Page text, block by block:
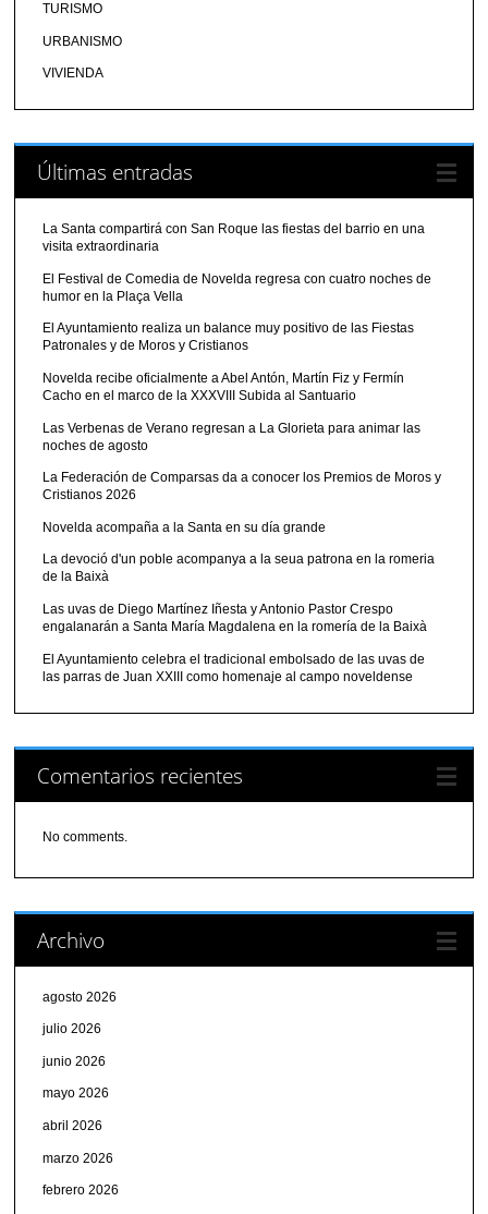
TURISMO
URBANISMO
VIVIENDA
Últimas entradas
La Santa compartirá con San Roque las fiestas del barrio en una
visita extraordinaria
El Festival de Comedia de Novelda regresa con cuatro noches de
humor en la Plaça Vella
El Ayuntamiento realiza un balance muy positivo de las Fiestas
Patronales y de Moros y Cristianos
Novelda recibe oficialmente a Abel Antón, Martín Fiz y Fermín
Cacho en el marco de la XXXVIII Subida al Santuario
Las Verbenas de Verano regresan a La Glorieta para animar las
noches de agosto
La Federación de Comparsas da a conocer los Premios de Moros y
Cristianos 2026
Novelda acompaña a la Santa en su día grande
La devoció d'un poble acompanya a la seua patrona en la romeria
de la Baixà
Las uvas de Diego Martínez Iñesta y Antonio Pastor Crespo
engalanarán a Santa María Magdalena en la romería de la Baixà
El Ayuntamiento celebra el tradicional embolsado de las uvas de
las parras de Juan XXIII como homenaje al campo noveldense
Comentarios recientes
No comments.
Archivo
agosto 2026
julio 2026
junio 2026
mayo 2026
abril 2026
marzo 2026
febrero 2026